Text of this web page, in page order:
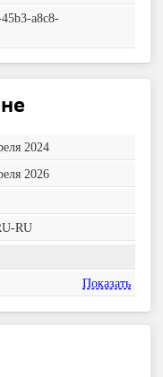
a8c8-
2024
2026
RU
Показать